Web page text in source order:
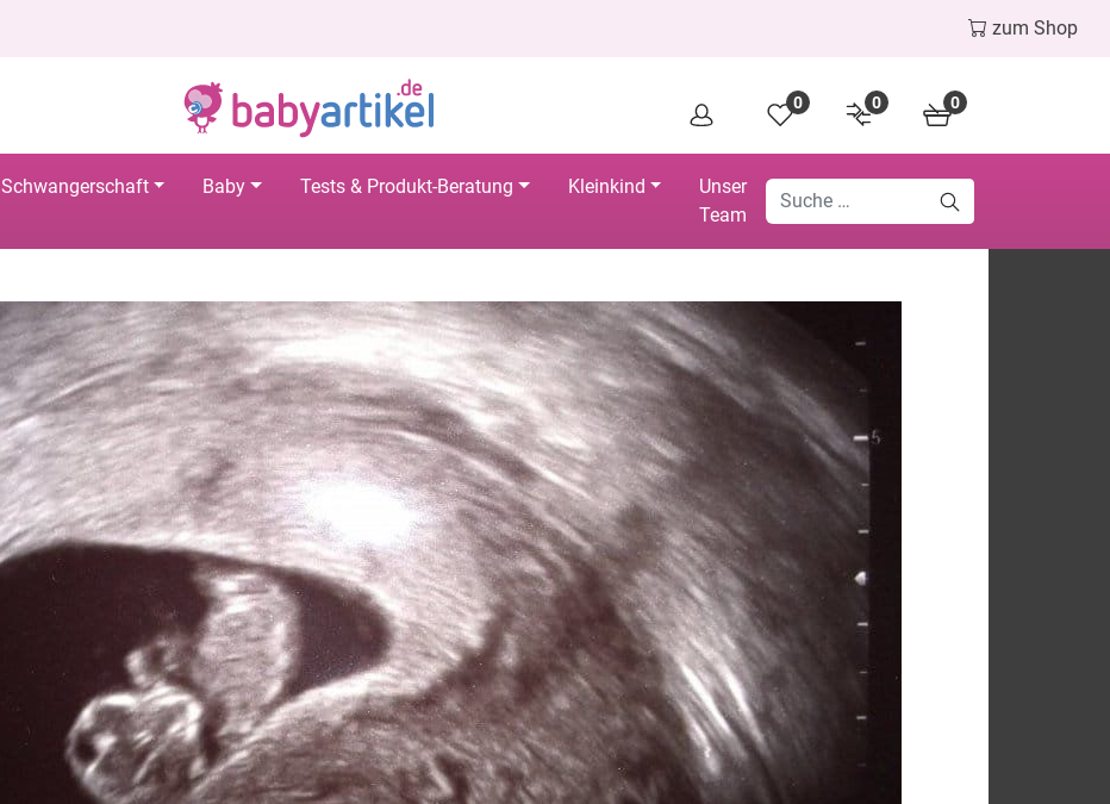
zum Shop
0
0
0
Schwangerschaft Baby Tests & Produkt-Beratung Kleinkind
Unser
Team